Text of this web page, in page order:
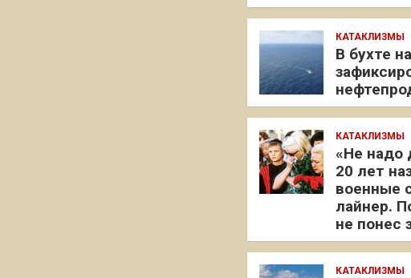
КАТАКЛИЗМЫ
В бухте
КАТАКЛИЗМЫ
«Не надо
20 лет
военные
лайнер.
не понес
КАТАКЛИЗМЫ